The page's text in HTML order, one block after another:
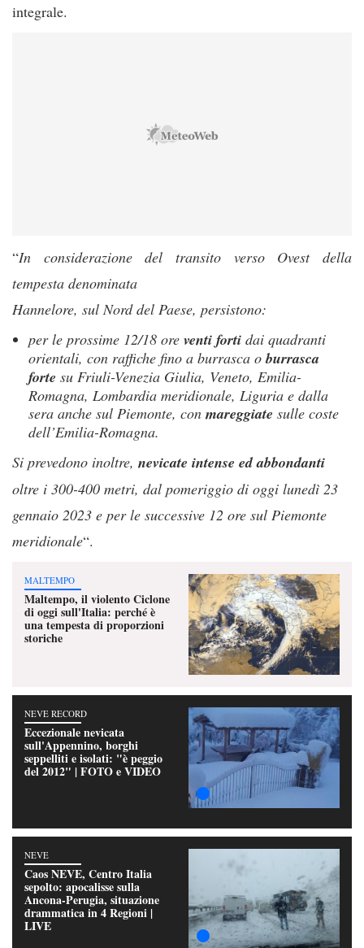
integrale.
“In considerazione del transito verso Ovest della
tempesta denominata
Hannelore, sul Nord del Paese, persistono:
per le prossime 12/18 ore venti forti dai quadranti
orientali, con raffiche fino a burrasca oburrasca
forte su Friuli-Venezia Giulia, Veneto, Emilia-
Romagna, Lombardia meridionale, Liguria e dalla
sera anche sul Piemonte, con mareggiate sulle coste
dell’Emilia-Romagna.
Si prevedono inoltre, nevicate intense ed abbondanti
oltre i 300-400 metri, dal pomeriggio di oggi lunedì 23
gennaio 2023 e per le successive 12 ore sul Piemonte
meridionale“.
MALTEMPO
Maltempo, il violento Ciclone
di oggi sull'Italia: perché è
una tempesta di proporzioni
storiche
NEVE RECORD
Eccezionale nevicata
sull'Appennino, borghi
seppelliti e isolati: "è peggio
del 2012" | FOTO e VIDEO
NEVE
Caos NEVE, Centro Italia
sepolto: apocalisse sulla
Ancona-Perugia, situazione
drammatica in 4 Regioni |
LIVE